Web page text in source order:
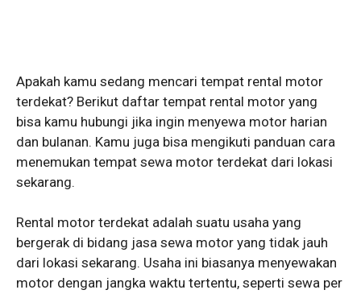
Apakah kamu sedang mencari tempat rental motor
terdekat? Berikut daftar tempat rental motor yang
bisa kamu hubungi jika ingin menyewa motor harian
dan bulanan. Kamu juga bisa mengikuti panduan cara
menemukan tempat sewa motor terdekat dari lokasi
sekarang.
Rental motor terdekat adalah suatu usaha yang
bergerak di bidang jasa sewa motor yang tidak jauh
dari lokasi sekarang. Usaha ini biasanya menyewakan
motor dengan jangka waktu tertentu, seperti sewa per